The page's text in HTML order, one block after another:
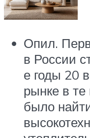
Опил.
в России
е годы 20
рынке в
было